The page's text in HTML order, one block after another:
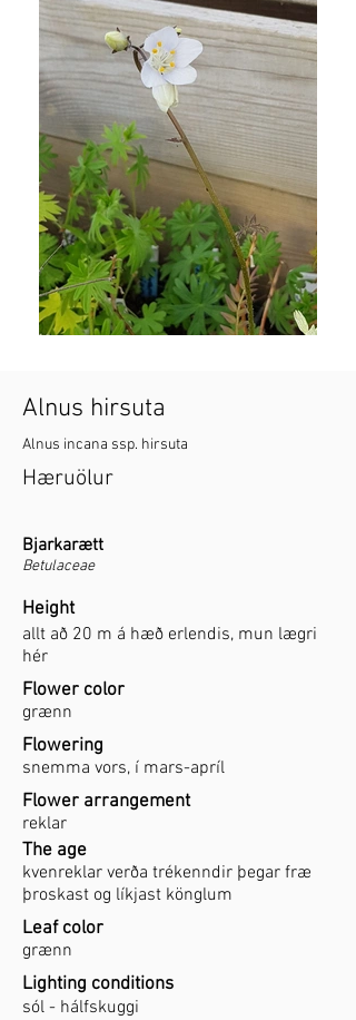
Alnus hirsuta
Alnus incana ssp. hirsuta
Hæruölur
Bjarkarætt
Betulaceae
Height
allt að 20 m á hæð erlendis, mun lægri
hér
Flower color
grænn
Flowering
snemma vors, í mars-apríl
Flower arrangement
reklar
The age
kvenreklar verða trékenndir þegar fræ
þroskast og líkjast könglum
Leaf color
grænn
Lighting conditions
sól - hálfskuggi